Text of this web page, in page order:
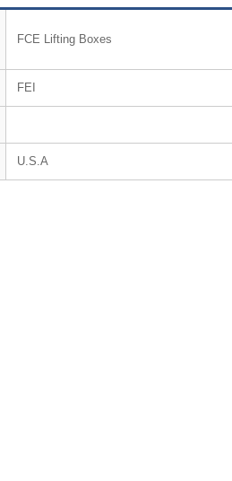
FCE Lifting Boxes
FEI
U.S.A